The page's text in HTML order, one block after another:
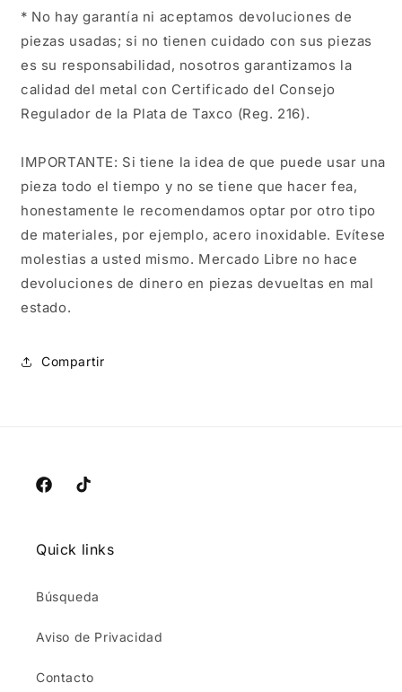
* No hay garantía ni aceptamos devoluciones de
piezas usadas; si no tienen cuidado con sus piezas
es su responsabilidad, nosotros garantizamos la
calidad del metal con Certificado del Consejo
Regulador de la Plata de Taxco (Reg. 216).
IMPORTANTE: Si tiene la idea de que puede usar una
pieza todo el tiempo y no se tiene que hacer fea,
honestamente le recomendamos optar por otro tipo
de materiales, por ejemplo, acero inoxidable. Evítese
molestias a usted mismo. Mercado Libre no hace
devoluciones de dinero en piezas devueltas en mal
estado.
Compartir
FacebookTikTok
Quick links
Búsqueda
Aviso de Privacidad
Contacto